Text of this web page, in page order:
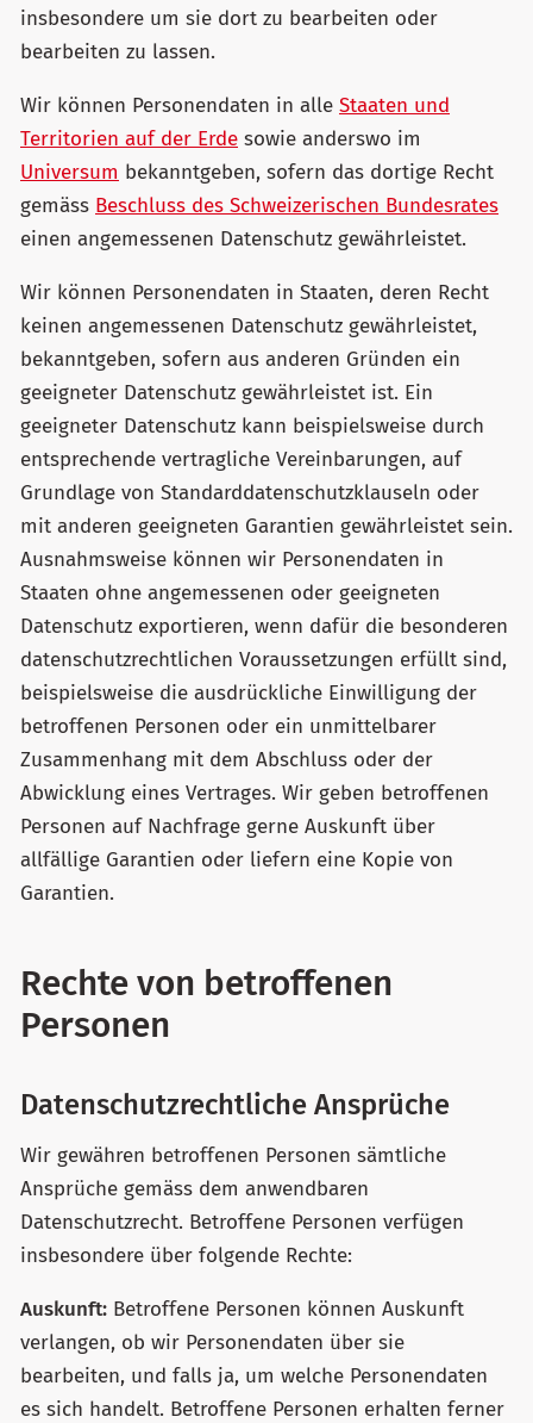
insbesondere um sie dort zu bearbeiten oder
bearbeiten zu lassen.
Wir können Personendaten in alle Staaten und
Territorien auf der Erde sowie anderswo im
Universum bekanntgeben, sofern das dortige Recht
gemäss Beschluss des Schweizerischen Bundesrates
einen angemessenen Datenschutz gewährleistet.
Wir können Personendaten in Staaten, deren Recht
keinen angemessenen Datenschutz gewährleistet,
bekanntgeben, sofern aus anderen Gründen ein
geeigneter Datenschutz gewährleistet ist. Ein
geeigneter Datenschutz kann beispielsweise durch
entsprechende vertragliche Vereinbarungen, auf
Grundlage von Standard­datenschutzklauseln oder
mit anderen geeigneten Garantien gewährleistet sein.
Ausnahmsweise können wir Personendaten in
Staaten ohne angemessenen oder geeigneten
Datenschutz exportieren, wenn dafür die besonderen
datenschutz­rechtlichen Voraussetzungen erfüllt sind,
beispielsweise die ausdrückliche Einwilligung der
betroffenen Personen oder ein unmittelbarer
Zusammenhang mit dem Abschluss oder der
Abwicklung eines Vertrages. Wir geben betroffenen
Personen auf Nachfrage gerne Auskunft über
allfällige Garantien oder liefern eine Kopie von
Garantien.
Rechte von betroffenen
Personen
Datenschutzrechtliche Ansprüche
Wir gewähren betroffenen Personen sämtliche
Ansprüche gemäss dem anwendbaren
Datenschutzrecht. Betroffene Personen verfügen
insbesondere über folgende Rechte:
Auskunft: Betroffene Personen können Auskunft
verlangen, ob wir Personendaten über sie
bearbeiten, und falls ja, um welche Personendaten
es sich handelt. Betroffene Personen erhalten ferner